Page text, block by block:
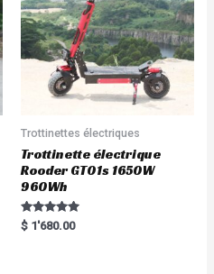
Trottinettes électriques
Trottinette électrique
Rooder GT01s 1650W
960Wh
Rated
5.00
$ 1'680.00